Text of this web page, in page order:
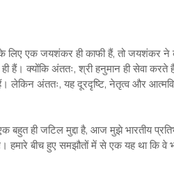
लिए एक जयशंकर ही काफी हैं, तो जयशंकर ने
हैं। क्योंकि अंततः, श्री हनुमान ही सेवा
लेकिन अंततः, यह दूरदृष्टि, नेतृत्व और
बहुत ही जटिल मुद्दा है, आज मुझे भारतीय
हमारे बीच हुए समझौतों में से एक यह था कि